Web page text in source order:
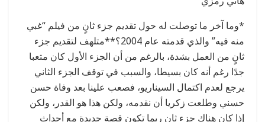
*وما آخر ما توصلت له حول تقديم جزء ثانٍ من فيلم “غبي
منه فيه” والذي قدمته عام 2004؟**متلهف لتقديم جزء
ثانٍ من العمل بشدة، بالرغم من أن الجزء الأول كان متعبا
جدًا رغم أنه كان بسيطا، والسبب في توقف الجزء الثاني
يرجع لعدم اكتمال السيناريو، فصعب علينا بعد وفاة حسن
حسني وطلعت زكريا أن نقدمه، ولكن هذا هو القدر، ولكن
إذا كان هناك جزء ثانٍ ربما تكون قصة جديدة مع أحداث